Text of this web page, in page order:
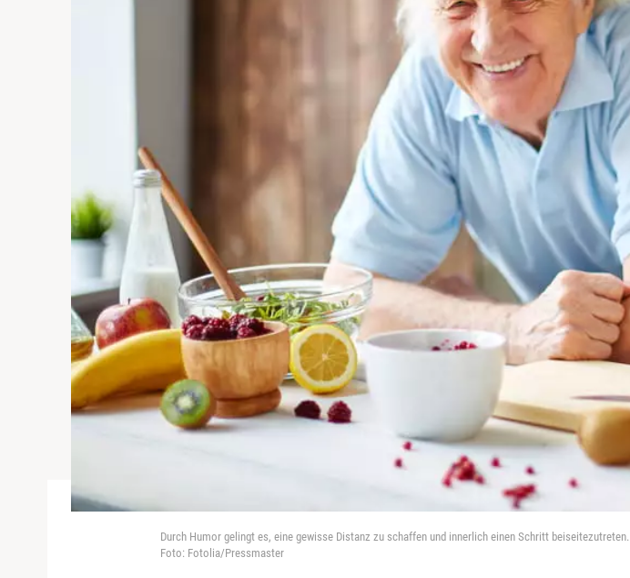
Durch Humor gelingt es, eine gewisse Distanz zu schaffen und innerlich einen Schritt beiseitezutreten.
Foto: Fotolia/Pressmaster